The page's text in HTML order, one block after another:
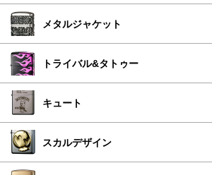
メタルジャケット
トライバル&タトゥー
キュート
スカルデザイン